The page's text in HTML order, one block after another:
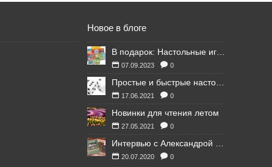
Новое в блоге
07.09.2023 0
17.06.2021 0
Новинки для чтения летом
27.05.2021 0
20.07.2020 0